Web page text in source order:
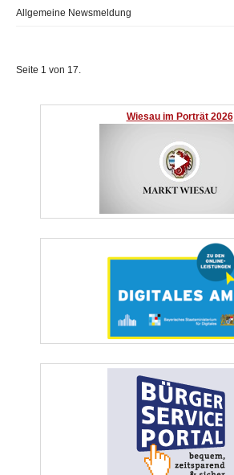
Allgemeine Newsmeldung
Seite 1 von 17.
Wiesau im Porträt 2026